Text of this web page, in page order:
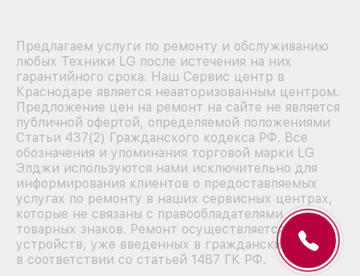
Предлагаем услуги по ремонту и обслуживанию
любых Техники LG после истечения на них
гарантийного срока. Наш Сервис центр в
Краснодаре является неавторизованным центром.
Предложение цен на ремонт на сайте не является
публичной офертой, определяемой положениями
Статьи 437(2) Гражданского кодекса РФ. Все
обозначения и упоминания торговой марки LG
Элджи используются нами исключительно для
информирования клиентов о предоставляемых
услугах по ремонту в наших сервисных центрах,
которые не связаны с правообладателями
товарных знаков. Ремонт осуществляется для
устройств, уже введенных в гражданский оборот
в соответствии со статьей 1487 ГК РФ.